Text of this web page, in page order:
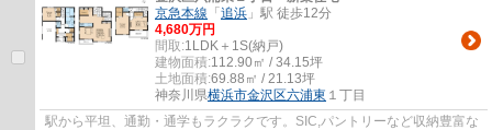
京急本線 「 追浜 」駅 徒歩12分
4,680万円
間取:1LDK＋1S(納戸)
建物面積:112.90㎡ / 34.15坪
土地面積:69.88㎡ / 21.13坪
神奈川県横浜市金沢区六浦東 １丁目
駅から平坦、通勤・通学もラクラクです。SIC,パントリーなど収納豊富な